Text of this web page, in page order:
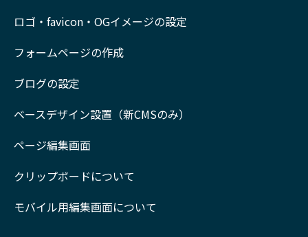
ロゴ・favicon・OGイメージの設定
フォームページの作成
ブログの設定
ベースデザイン設置（新CMSのみ）
ページ編集画面
クリップボードについて
モバイル用編集画面について